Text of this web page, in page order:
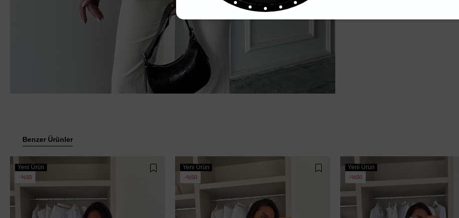
Benzer Ürünler
Yeni Ürün
%50
Yeni Ürün
%50
Yeni Ürün
%50